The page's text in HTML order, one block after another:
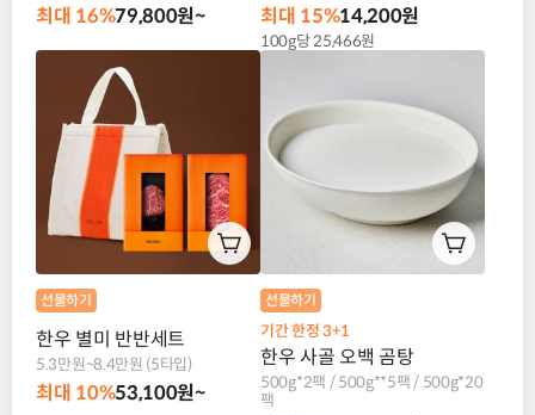
최대 16%79,800원~ 최대 15%14,200원
100g당 25,466원
선물하기
한우 별미 반반세트
5.3만원~8.4만원 (5타입)
최대 10%53,100원~
선물하기
기간 한정 3+1
500g*2팩 / 500g**5팩 / 500g*20
팩